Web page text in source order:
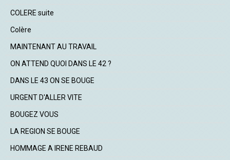
COLERE suite
Colère
MAINTENANT AU TRAVAIL
ON ATTEND QUOI DANS LE 42 ?
DANS LE 43 ON SE BOUGE
URGENT D'ALLER VITE
BOUGEZ VOUS
LA REGION SE BOUGE
HOMMAGE A IRENE REBAUD